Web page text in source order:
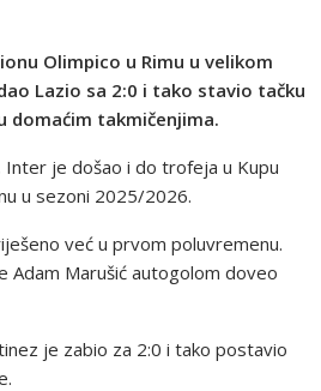
Olimpico u Rimu u velikom
Lazio sa 2:0 i tako stavio tačku
domaćim takmičenjima.
Inter je došao i do trofeja u Kupu
u sezoni 2025/2026.
već u prvom poluvremenu.
Adam Marušić autogolom doveo
je zabio za 2:0 i tako postavio